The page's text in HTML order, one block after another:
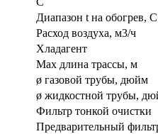
Диапазон t на обогрев, С
Расход воздуха, м3/ч
Хладагент
Max длина трассы, м
ø газовой трубы, дюйм
ø жидкостной трубы,
Фильтр тонкой очистки
Предварительный